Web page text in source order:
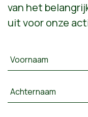
van het
uit voor onze
Voornaam
Achternaam